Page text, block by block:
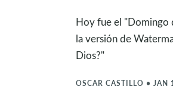
Hoy fue el "Domingo
la versión de
Dios?"
OSCAR CASTILLO • JAN